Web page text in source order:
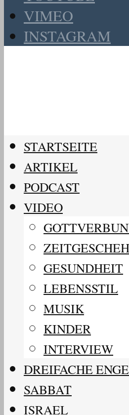
VIMEO
INSTAGRAM
STARTSEITE
ARTIKEL
PODCAST
VIDEO
GESUNDHEIT
LEBENSSTIL
MUSIK
KINDER
INTERVIEW
DREIFACHE
SABBAT
ISRAEL